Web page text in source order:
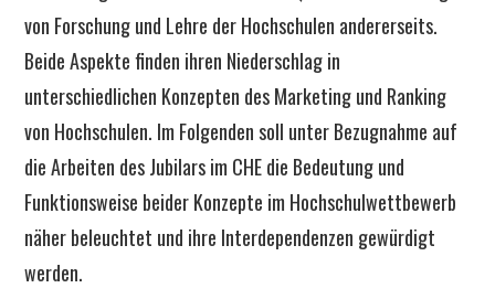
von Forschung und Lehre der Hochschulen andererseits.
Beide Aspekte finden ihren Niederschlag in
unterschiedlichen Konzepten des Marketing und Ranking
von Hochschulen. Im Folgenden soll unter Bezugnahme auf
die Arbeiten des Jubilars im CHE die Bedeutung und
Funktionsweise beider Konzepte im Hochschulwettbewerb
näher beleuchtet und ihre Interdependenzen gewürdigt
werden.